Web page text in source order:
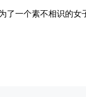
了一个素不相识的女